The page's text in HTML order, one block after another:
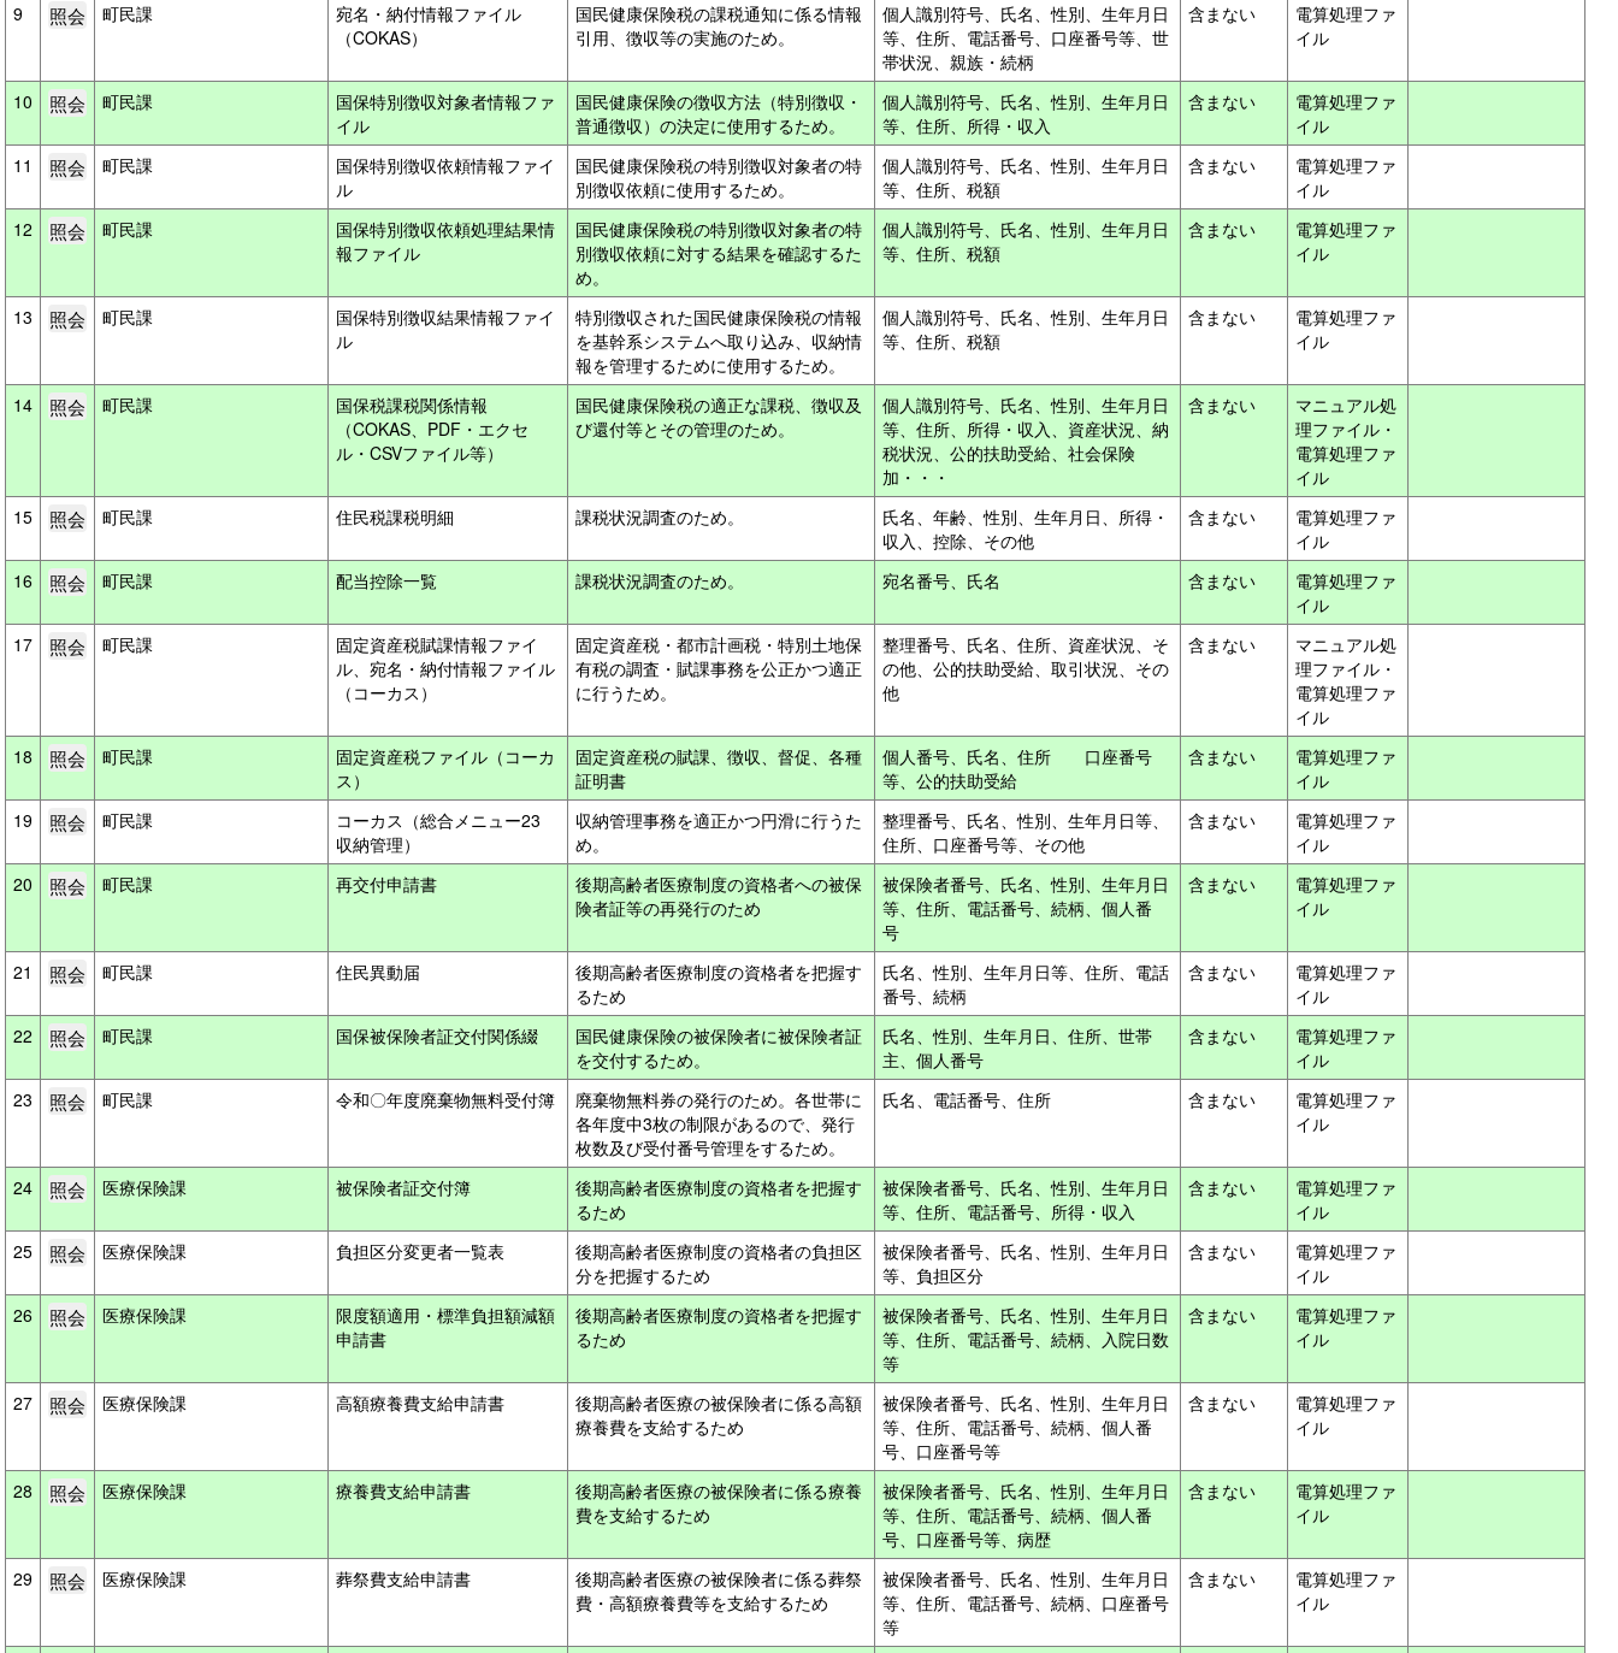
9
町民課
宛名・納付情報ファイル
（COKAS）
国民健康保険税の課税通知に係る情報
引用、徴収等の実施のため。
個人識別符号、氏名、性別、生年月日
等、住所、電話番号、口座番号等、世
帯状況、親族・続柄
含まない
電算処理ファ
イル
10 町民課
国保特別徴収対象者情報ファ
イル
国民健康保険の徴収方法（特別徴収・
普通徴収）の決定に使用するため。
個人識別符号、氏名、性別、生年月日
等、住所、所得・収入
含まない
電算処理ファ
イル
11
町民課
国保特別徴収依頼情報ファイ
ル
国民健康保険税の特別徴収対象者の特
別徴収依頼に使用するため。
個人識別符号、氏名、性別、生年月日
等、住所、税額
含まない
電算処理ファ
イル
12
町民課
国保特別徴収依頼処理結果情
報ファイル
国民健康保険税の特別徴収対象者の特
別徴収依頼に対する結果を確認するた
め。
個人識別符号、氏名、性別、生年月日
等、住所、税額
含まない
電算処理ファ
イル
13 町民課
国保特別徴収結果情報ファイ
ル
特別徴収された国民健康保険税の情報
を基幹系システムへ取り込み、収納情
報を管理するために使用するため。
個人識別符号、氏名、性別、生年月日
等、住所、税額
含まない
電算処理ファ
イル
14 町民課
国保税課税関係情報
（COKAS、PDF・エクセ
ル・CSVファイル等）
国民健康保険税の適正な課税、徴収及
び還付等とその管理のため。
個人識別符号、氏名、性別、生年月日
等、住所、所得・収入、資産状況、納
税状況、公的扶助受給、社会保険
加・・・
含まない
マニュアル処
理ファイル・
電算処理ファ
イル
15
町民課 住民税課税明細 課税状況調査のため。
氏名、年齢、性別、生年月日、所得・
収入、控除、その他
含まない
電算処理ファ
イル
16
町民課 配当控除一覧 課税状況調査のため。 宛名番号、氏名 含まない
電算処理ファ
イル
17
町民課
固定資産税賦課情報ファイ
ル、宛名・納付情報ファイル
（コーカス）
固定資産税・都市計画税・特別土地保
有税の調査・賦課事務を公正かつ適正
に行うため。
整理番号、氏名、住所、資産状況、そ
の他、公的扶助受給、取引状況、その
他
含まない
マニュアル処
理ファイル・
電算処理ファ
イル
18
町民課
固定資産税ファイル（コーカ
ス）
固定資産税の賦課、徴収、督促、各種
証明書
個人番号、氏名、住所 口座番号
等、公的扶助受給
含まない
電算処理ファ
イル
19
町民課
コーカス（総合メニュー23
収納管理）
収納管理事務を適正かつ円滑に行うた
め。
整理番号、氏名、性別、生年月日等、
住所、口座番号等、その他
含まない
電算処理ファ
イル
20
町民課 再交付申請書
後期高齢者医療制度の資格者への被保
険者証等の再発行のため
被保険者番号、氏名、性別、生年月日
等、住所、電話番号、続柄、個人番
号
含まない
電算処理ファ
イル
21 町民課 住民異動届
後期高齢者医療制度の資格者を把握す
るため
氏名、性別、生年月日等、住所、電話
番号、続柄
含まない
電算処理ファ
イル
22
町民課 国保被保険者証交付関係綴
国民健康保険の被保険者に被保険者証
を交付するため。
氏名、性別、生年月日、住所、世帯
主、個人番号
含まない
電算処理ファ
イル
23
町民課 令和〇年度廃棄物無料受付簿
廃棄物無料券の発行のため。各世帯に
各年度中3枚の制限があるので、発行
枚数及び受付番号管理をするため。
氏名、電話番号、住所 含まない
電算処理ファ
イル
24 医療保険課 被保険者証交付簿
後期高齢者医療制度の資格者を把握す
るため
被保険者番号、氏名、性別、生年月日
等、住所、電話番号、所得・収入
含まない
電算処理ファ
イル
25
医療保険課 負担区分変更者一覧表
後期高齢者医療制度の資格者の負担区
分を把握するため
被保険者番号、氏名、性別、生年月日
等、負担区分
含まない
電算処理ファ
イル
26
医療保険課
限度額適用・標準負担額減額
申請書
後期高齢者医療制度の資格者を把握す
るため
被保険者番号、氏名、性別、生年月日
等、住所、電話番号、続柄、入院日数
等
含まない
電算処理ファ
イル
27 医療保険課 高額療養費支給申請書
後期高齢者医療の被保険者に係る高額
療養費を支給するため
被保険者番号、氏名、性別、生年月日
等、住所、電話番号、続柄、個人番
号、口座番号等
含まない
電算処理ファ
イル
28 医療保険課 療養費支給申請書
後期高齢者医療の被保険者に係る療養
費を支給するため
被保険者番号、氏名、性別、生年月日
等、住所、電話番号、続柄、個人番
号、口座番号等、病歴
含まない
電算処理ファ
イル
29 医療保険課 葬祭費支給申請書
後期高齢者医療の被保険者に係る葬祭
費・高額療養費等を支給するため
被保険者番号、氏名、性別、生年月日
等、住所、電話番号、続柄、口座番号
等
含まない
電算処理ファ
イル